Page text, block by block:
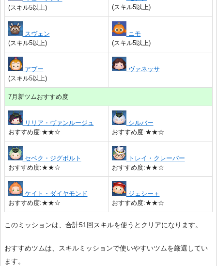
(スキル5以上)
(スキル5以上)
スヴェン
(スキル5以上)
ニモ
(スキル5以上)
アブー
(スキル5以上)
ヴァネッサ
7月新ツムおすすめ度
リリア・ヴァンルージュ
おすすめ度:★★☆
シルバー
おすすめ度:★★☆
セベク・ジグボルト
おすすめ度:★★☆
トレイ・クレーバー
おすすめ度:★★☆
ケイト・ダイヤモンド
おすすめ度:★★☆
ジェシー＋
おすすめ度:★★☆
このミッションは、合計51回スキルを使うとクリアになります。
おすすめツムは、スキルミッションで使いやすいツムを厳選してい
ます。